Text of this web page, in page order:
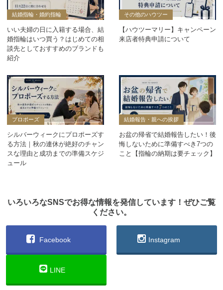
結婚指輪・婚約指輪
いい夫婦の日に入籍する場合、結
婚指輪はいつ買う？はじめての相
談先としておすすめのブランドも
紹介
その他のハウツー
【ハウツーマリー】キャンペーン
来店者特典申請について
プロポーズ
シルバーウィークにプロポーズす
る方法｜秋の連休が絶好のチャン
スな理由と成功までの準備スケジ
ュール
結婚報告・親への挨拶
お盆の帰省で結婚報告したい！後
悔しないために準備すべき7つの
こと【指輪の納期は要チェック】
いろいろなSNSでお得な情報を発信しています！ぜひご覧
ください。
Facebook Instagram
LINE